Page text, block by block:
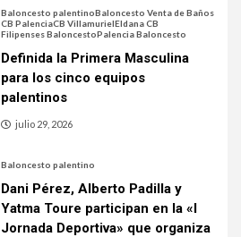
Baloncesto palentinoBaloncesto Venta de Baños
CB PalenciaCB VillamurielEldana CB
Filipenses BaloncestoPalencia Baloncesto
Definida la Primera Masculina
para los cinco equipos
palentinos
julio 29, 2026
Baloncesto palentino
Dani Pérez, Alberto Padilla y
Yatma Toure participan en la «I
Jornada Deportiva» que organiza